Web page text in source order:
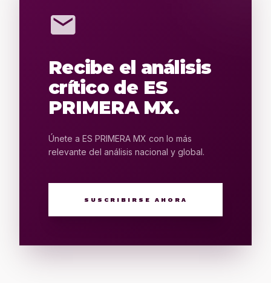
mail
Recibe el análisis
crítico de ES
PRIMERA MX.
Únete a ES PRIMERA MX con lo más
relevante del análisis nacional y global.
SUSCRIBIRSE AHORA